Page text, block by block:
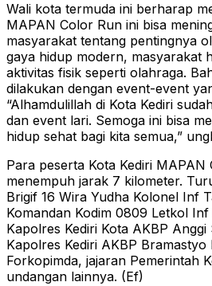
Wali kota termuda ini berharap
MAPAN Color Run ini bisa
masyarakat tentang pentingnya
gaya hidup modern, masyarakat
aktivitas fisik seperti olahraga.
dilakukan dengan event-event
“Alhamdulillah di Kota Kediri
dan event lari. Semoga ini bisa
hidup sehat bagi kita semua,”
Para peserta Kota Kediri MAPAN
menempuh jarak 7 kilometer.
Brigif 16 Wira Yudha Kolonel Inf
Komandan Kodim 0809 Letkol
Kapolres Kediri Kota AKBP
Kapolres Kediri AKBP
Forkopimda, jajaran Pemerintah
undangan lainnya. (Ef)